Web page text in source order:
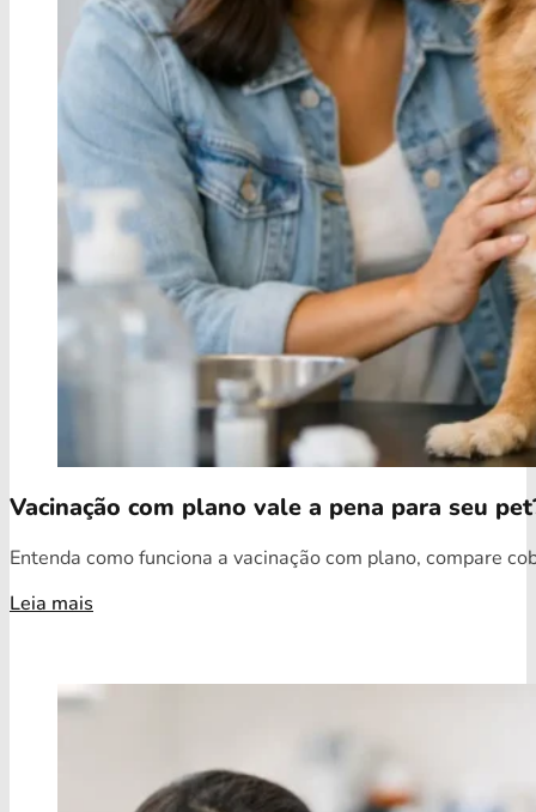
Vacinação com plano vale a pena para seu
Entenda como funciona a vacinação com plano, compare
Leia mais